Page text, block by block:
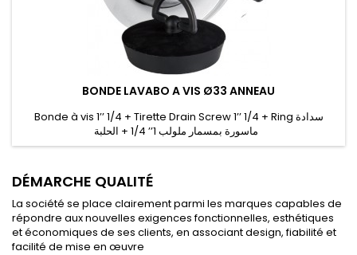
BONDE LAVABO A VIS Ø33 ANNEAU
Bonde à vis 1’’ 1/4 + Tirette Drain Screw 1’’ 1/4 + Ring سدادة
DÉMARCHE QUALITÉ
La société se place clairement parmi les marques capables de
répondre aux nouvelles exigences fonctionnelles, esthétiques
et économiques de ses clients, en associant design, fiabilité et
facilité de mise en œuvre